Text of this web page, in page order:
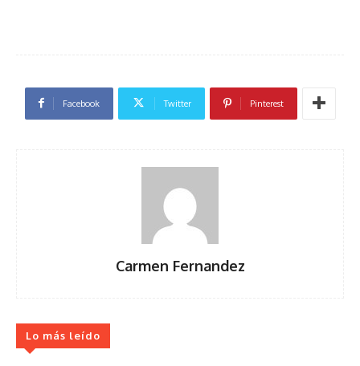
Facebook Twitter Pinterest
Carmen Fernandez
Lo más leído